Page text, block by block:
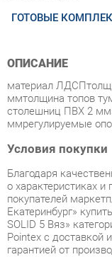
ОПИСАНИЕ
ммтолщина топов
столешниц ПВХ 2
ммрегулируемые
Условия покупки
Благодаря
о характеристиках и
покупателей
Екатеринбург»
SOLID 5 Вяз»
Pointex с доставкой
гарантией от
Мы отправляем
ассортимента в
получите не позднее